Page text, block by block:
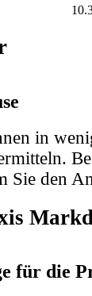
in
Sie den
für die